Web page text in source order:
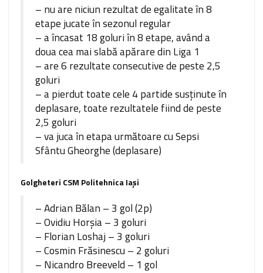
– nu are niciun rezultat de egalitate în 8
etape jucate în sezonul regular
– a încasat 18 goluri în 8 etape, având a
doua cea mai slabă apărare din Liga 1
– are 6 rezultate consecutive de peste 2,5
goluri
– a pierdut toate cele 4 partide susţinute în
deplasare, toate rezultatele fiind de peste
2,5 goluri
– va juca în etapa următoare cu Sepsi
Sfântu Gheorghe (deplasare)
Golgheteri CSM Politehnica Iași
– Adrian Bălan – 3 gol (2p)
– Ovidiu Horşia – 3 goluri
– Florian Loshaj – 3 goluri
– Cosmin Frăsinescu – 2 goluri
– Nicandro Breeveld – 1 gol